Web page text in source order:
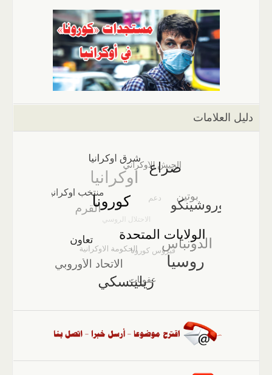
دليل العلامات